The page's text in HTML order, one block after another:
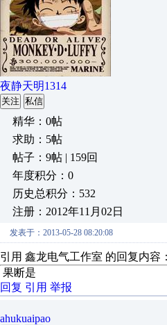
夜静天明1314
关注 私信
精华：0帖
求助：5帖
帖子：9帖 | 159回
年度积分：0
历史总积分：532
注册：2012年11月02日
发表于：2013-05-28 08:20:08
引用 鑫龙电气工作室 的回复内
果断是
回复 引用 举报
ahukuaipao